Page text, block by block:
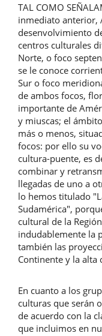
TAL COMO
inmediato anterior,
desenvolvimiento
centros culturales
Norte, o foco
se le conoce
Sur o foco
de ambos focos,
importante de
y miuscas; el
más o menos,
focos: por ello su
cultura-puente, es
combinar y
llegadas de uno a
lo hemos titulado
Sudamérica",
cultural de la
indudablemente la
también las
Continente y la alta
En cuanto a los
culturas que serán
de acuerdo con la
que incluimos en